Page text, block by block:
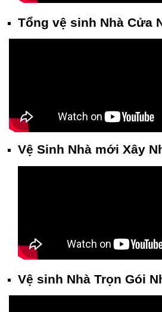
Tổng vệ sinh Nhà Cửa
Vệ Sinh Nhà mới Xây
Vệ sinh Nhà Trọn Gói